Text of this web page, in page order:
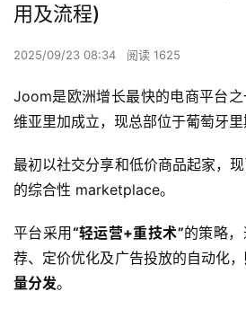
用及流程)
2025/09/23 08:34 阅读 1625
Joom是欧洲增长最快的电商平台
维亚里加成立，现总部位于葡萄牙里
最初以社交分享和低价商品起家，
的综合性 marketplace。
平台采用“轻运营+重技术”的策略
荐、定价优化及广告投放的自动化，
量分发。